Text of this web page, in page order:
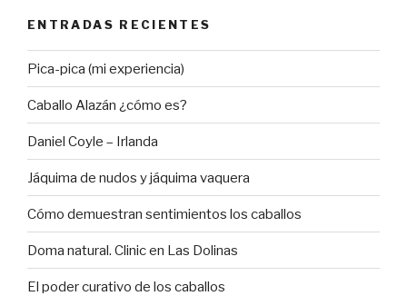
ENTRADAS RECIENTES
Pica-pica (mi experiencia)
Caballo Alazán ¿cómo es?
Daniel Coyle – Irlanda
Jáquima de nudos y jáquima vaquera
Cómo demuestran sentimientos los caballos
Doma natural. Clinic en Las Dolinas
El poder curativo de los caballos